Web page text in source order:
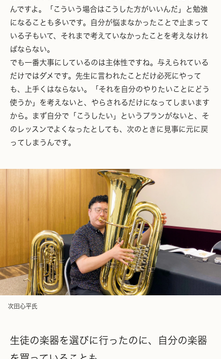
んですよ。「こういう場合はこうした方がいいんだ」と勉強
になることも多いです。自分が悩まなかったことで止まって
いる子もいて、それまで考えていなかったことを考えなけれ
ばならない。
でも一番大事にしているのは主体性ですね。与えられている
だけではダメです。先生に言われたことだけ必死にやって
も、上手くはならない。「それを自分のやりたいことにどう
使うか」を考えないと、やらされるだけになってしまいます
から。まず自分で「こうしたい」というプランがないと、そ
のレッスンでよくなったとしても、次のときに見事に元に戻
ってしまうんです。
次田心平氏
生徒の楽器を選びに行ったのに、自分の楽器